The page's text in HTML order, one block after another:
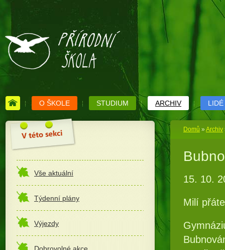
O ŠKOLE STUDIUM ARCHIV LIDÉ
Vše aktuální
Týdenní plány
Výjezdy
Domů » Archiv
15. 10.
Milí